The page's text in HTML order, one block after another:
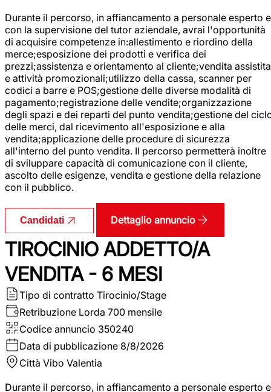
Durante il percorso, in affiancamento a personale esperto e
con la supervisione del tutor aziendale, avrai l'opportunità
di acquisire competenze in:allestimento e riordino della
merce;esposizione dei prodotti e verifica dei
prezzi;assistenza e orientamento al cliente;vendita assistita
e attività promozionali;utilizzo della cassa, scanner per
codici a barre e POS;gestione delle diverse modalità di
pagamento;registrazione delle vendite;organizzazione
degli spazi e dei reparti del punto vendita;gestione del
delle merci, dal ricevimento all'esposizione e alla
vendita;applicazione delle procedure di sicurezza
all'interno del punto vendita. Il percorso permetterà inoltre
di sviluppare capacità di comunicazione con il cliente,
ascolto delle esigenze, vendita e gestione della relazione
con il pubblico.
Candidati Dettaglio annuncio
TIROCINIO ADDETTO/A
VENDITA - 6 MESI
Tipo di contratto Tirocinio/Stage
Retribuzione Lorda 700 mensile
Codice annuncio 350240
Data di pubblicazione 8/8/2026
Città Vibo Valentia
Durante il percorso, in affiancamento a personale esperto e